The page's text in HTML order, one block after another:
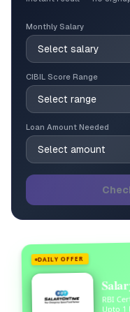
Monthly Salary
CIBIL Score Range
Loan Amount Needed
DAILY OFFER
RBI
Upto 1